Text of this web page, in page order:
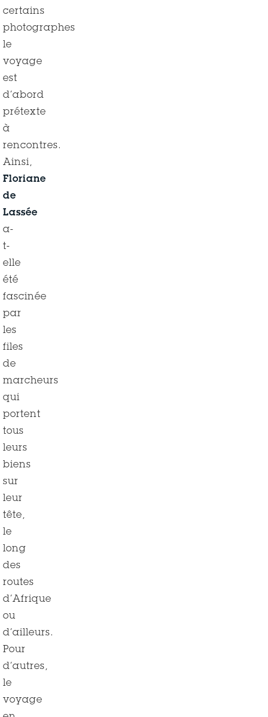
certains
photographes
le
voyage
est
d’abord
prétexte
à
rencontres.
Ainsi,
Floriane
de
Lassée
a-
t-
elle
été
fascinée
par
les
files
de
marcheurs
qui
portent
tous
leurs
biens
sur
leur
tête,
le
long
des
routes
d’Afrique
ou
d’ailleurs.
Pour
d’autres,
le
voyage